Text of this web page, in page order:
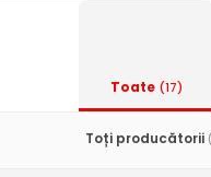
Toate (17)
Toți producătorii